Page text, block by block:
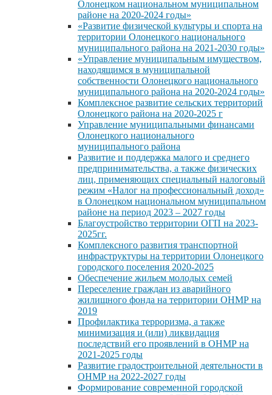
Олонецком национальном муниципальном
районе на 2020-2024 годы»
«Развитие физической культуры и спорта на
территории Олонецкого национального
муниципального района на 2021-2030 годы»
«Управление муниципальным имуществом,
находящимся в муниципальной
собственности Олонецкого национального
муниципального района на 2020-2024 годы»
Комплексное развитие сельских территорий
Олонецкого района на 2020-2025 г
Управление муниципальными финансами
Олонецкого национального
муниципального района
Развитие и поддержка малого и среднего
предпринимательства, а также физических
лиц, применяющих специальный налоговый
режим «Налог на профессиональный доход»
в Олонецком национальном муниципальном
районе на период 2023 – 2027 годы
Благоустройство территории ОГП на 2023-
2025гг.
Комплексного развития транспортной
инфраструктуры на территории Олонецкого
городского поселения 2020-2025
Обеспечение жильем молодых семей
Переселение граждан из аварийного
жилищного фонда на территории ОНМР на
2019
Профилактика терроризма, а также
минимизация и (или) ликвидация
последствий его проявлений в ОНМР на
2021-2025 годы
Развитие градостроительной деятельности в
ОНМР на 2022-2027 годы
Формирование современной городской